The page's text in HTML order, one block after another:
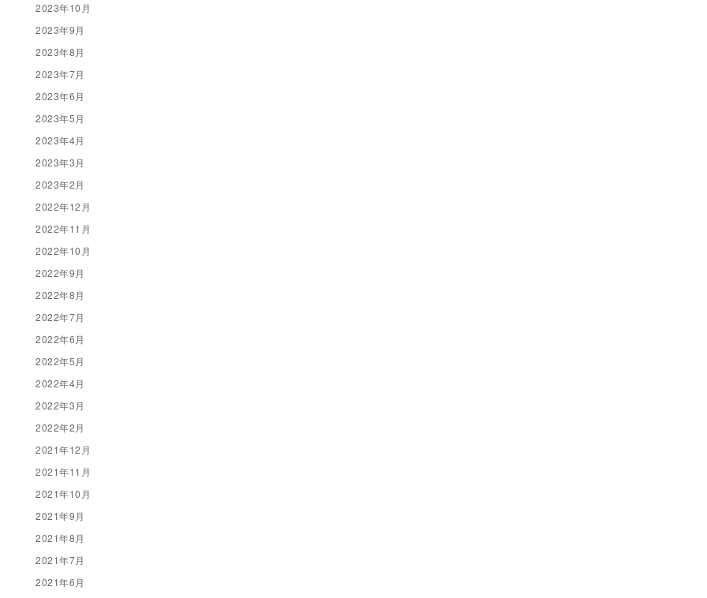
2023年10月
2023年9月
2023年8月
2023年7月
2023年6月
2023年5月
2023年4月
2023年3月
2023年2月
2022年12月
2022年11月
2022年10月
2022年9月
2022年8月
2022年7月
2022年6月
2022年5月
2022年4月
2022年3月
2022年2月
2021年12月
2021年11月
2021年10月
2021年9月
2021年8月
2021年7月
2021年6月